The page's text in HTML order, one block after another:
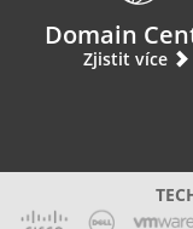
Domain
Zjistit více